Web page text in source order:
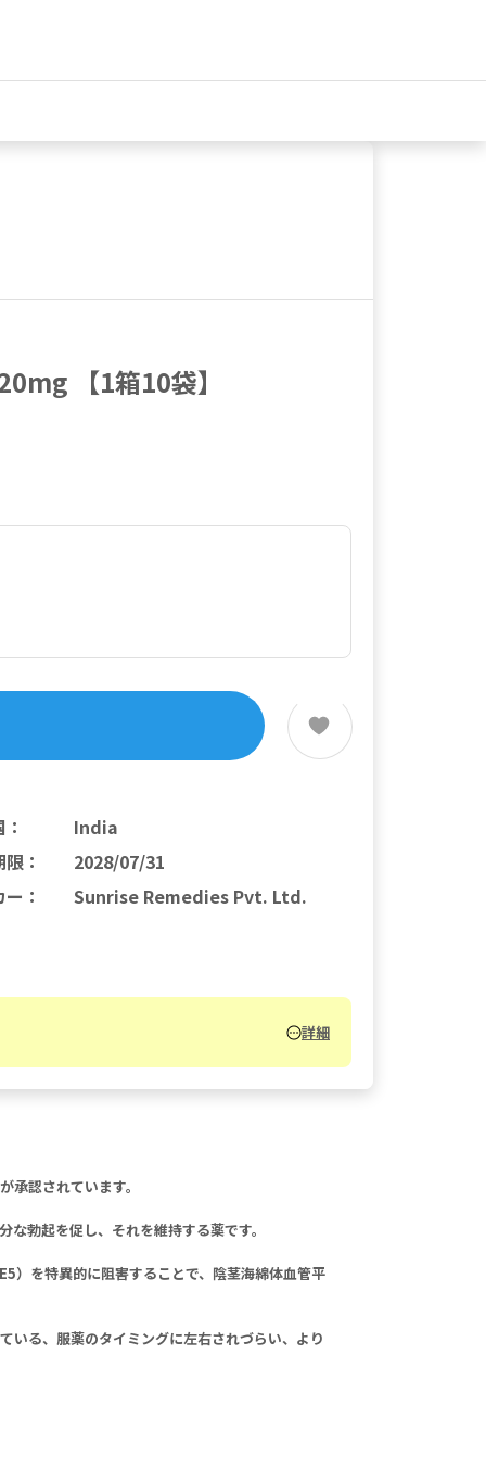
【1箱10袋】
：
India
限：
2028/07/31
ー ： Sunrise Remedies Pvt. Ltd.
詳細
認されています。
勃起を促し、それを維持する薬です。
）を特異的に阻害することで、陰茎海綿体血管平
いる、服薬のタイミングに左右されづらい、より